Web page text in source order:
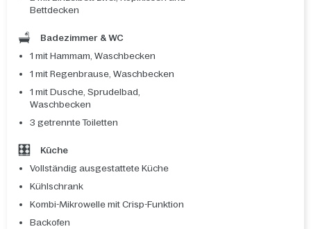
Bettdecken
Badezimmer & WC
1 mit Hammam, Waschbecken
1 mit Regenbrause, Waschbecken
1 mit Dusche, Sprudelbad,
Waschbecken
3 getrennte Toiletten
Küche
Vollständig ausgestattete Küche
Kühlschrank
Kombi-Mikrowelle mit Crisp-Funktion
Backofen